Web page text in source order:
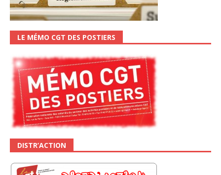
LE MÉMO CGT DES POSTIERS
DISTR’ACTION